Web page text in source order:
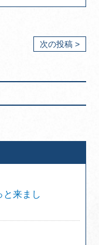
次の投稿 >
と来まし